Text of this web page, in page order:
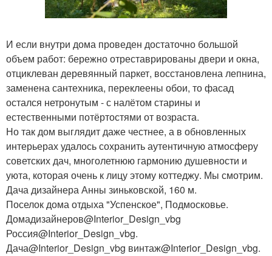
И если внутри дома проведен достаточно большой
объем работ: бережно отреставрированы двери и окна,
отциклеван деревянный паркет, восстановлена лепнина,
заменена сантехника, переклеены обои, то фасад
остался нетронутым - с налётом старины и
естественными потёртостями от возраста.
Но так дом выглядит даже честнее, а в обновленных
интерьерах удалось сохранить аутентичную атмосферу
советских дач, многолетнюю гармонию душевности и
уюта, которая очень к лицу этому коттеджу. Мы смотрим.
Дача дизайнера Анны зиньковской, 160 м.
Поселок дома отдыха "Успенское", Подмосковье.
Домадизайнеров@Interior_Design_vbg
Россия@Interior_Design_vbg.
Дача@Interior_Design_vbg винтаж@Interior_Design_vbg.